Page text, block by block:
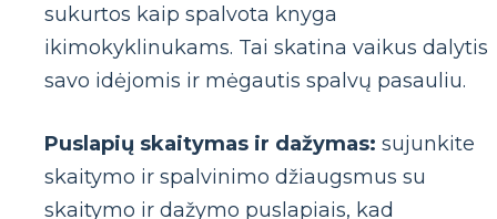
sukurtos kaip spalvota knyga
ikimokyklinukams. Tai skatina vaikus dalytis
savo idėjomis ir mėgautis spalvų pasauliu.
Puslapių skaitymas ir dažymas: sujunkite
skaitymo ir spalvinimo džiaugsmus su
skaitymo ir dažymo puslapiais, kad